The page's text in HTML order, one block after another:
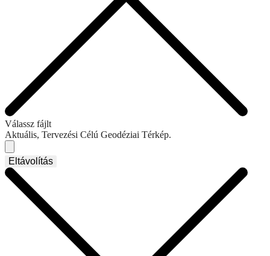
Válassz fájlt
Aktuális, Tervezési Célú Geodéziai Térkép.
Eltávolítás